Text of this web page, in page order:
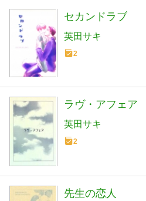
セカンドラブ
英田サキ
2
ラヴ・アフェア
英田サキ
2
先生の恋人